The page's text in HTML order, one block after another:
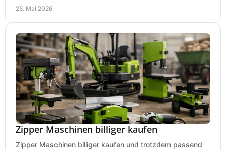
25. Mai 2026
Zipper Maschinen billiger kaufen
Zipper Maschinen billiger kaufen und trotzdem passend